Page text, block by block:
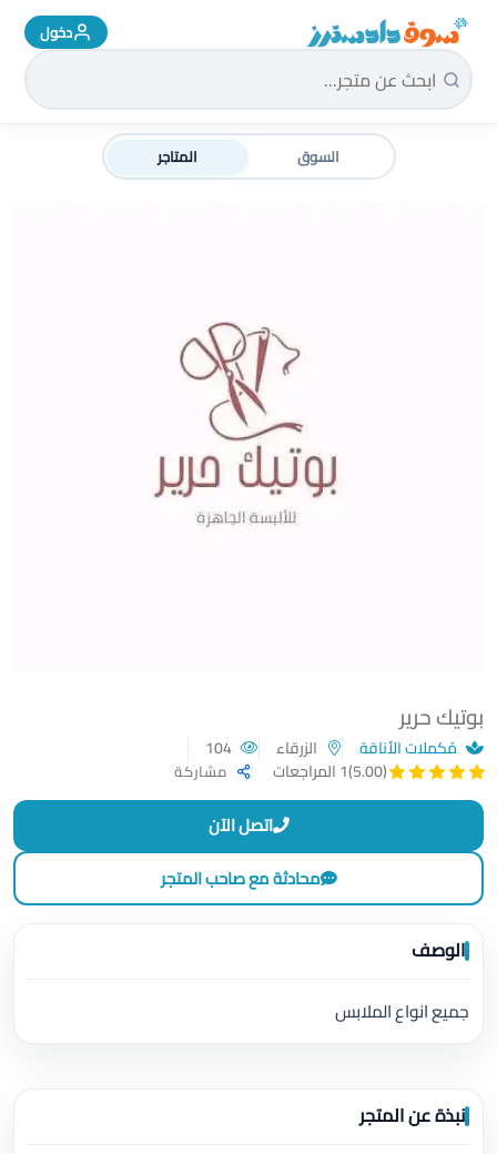
سوق دادسترز الرئيسية دخول
السوق المتاجر
بوتيك حرير
مُكملات الأناقة الزرقاء
(5.00)
1 المراجعات مشاركة
اتصل الآن
محادثة مع صاحب المتجر
الوصف
جميع انواع الملابس
نبذة عن المتجر